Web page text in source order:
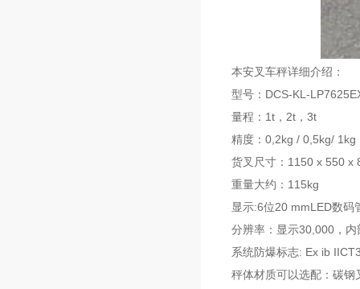
本安叉车秤详细介绍：
型号：DCS-KL-
量程：1t，2t，3t
精度：0,2kg / 0,5kg/ 1kg
货叉尺寸：1150 x 550 x
重量大约：115kg
显示:6位20 mmLED数码
分辨率：显示30,000，
系统防爆标志: Ex ib
秤体材质可以选配：碳钢